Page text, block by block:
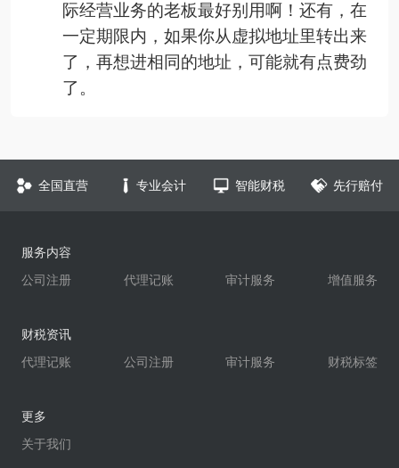
际经营业务的老板最好别用啊！还有，在
一定期限内，如果你从虚拟地址里转出来
了，再想进相同的地址，可能就有点费劲
了。
全国直营 专业会计 智能财税 先行赔付
服务内容
公司注册
代理记账 审计服务 增值服务
财税资讯
代理记账
公司注册 审计服务 财税标签
更多
关于我们